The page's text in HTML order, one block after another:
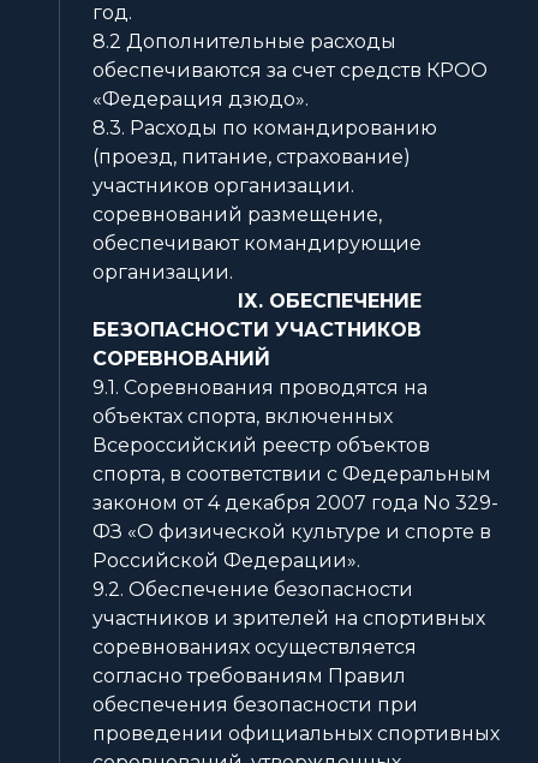
год.
8.2 Дополнительные расходы
обеспечиваются за счет средств КРОО
«Федерация дзюдо».
8.3. Расходы по командированию
(проезд, питание, страхование)
участников организации.
соревнований размещение,
обеспечивают командирующие
организации.
ІХ. ОБЕСПЕЧЕНИЕ
БЕЗОПАСНОСТИ УЧАСТНИКОВ
СОРЕВНОВАНИЙ
9.1. Соревнования проводятся на
объектах спорта, включенных
Всероссийский реестр объектов
спорта, в соответствии с Федеральным
законом от 4 декабря 2007 года No 329-
ФЗ «О физической культуре и спорте в
Российской Федерации».
9.2. Обеспечение безопасности
участников и зрителей на спортивных
соревнованиях осуществляется
согласно требованиям Правил
обеспечения безопасности при
проведении официальных спортивных